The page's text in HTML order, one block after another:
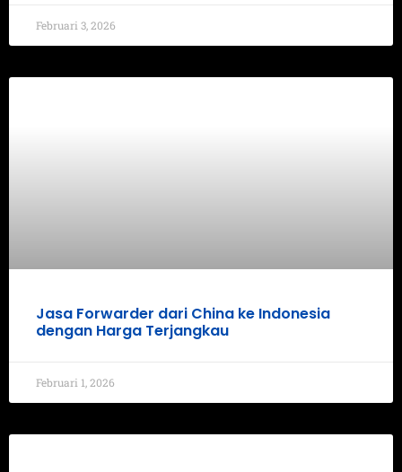
Februari 3, 2026
Jasa Forwarder dari China ke Indonesia
dengan Harga Terjangkau
Februari 1, 2026